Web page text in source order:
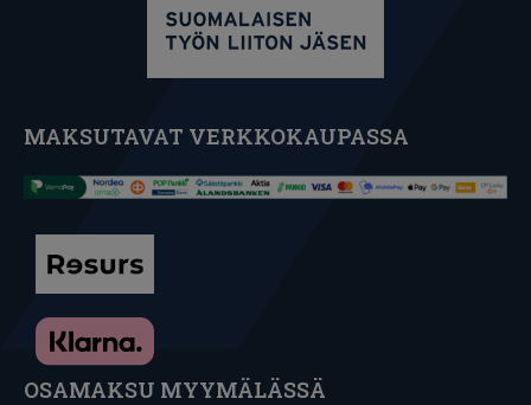
MAKSUTAVAT VERKKOKAUPASSA
OSAMAKSU MYYMÄLÄSSÄ